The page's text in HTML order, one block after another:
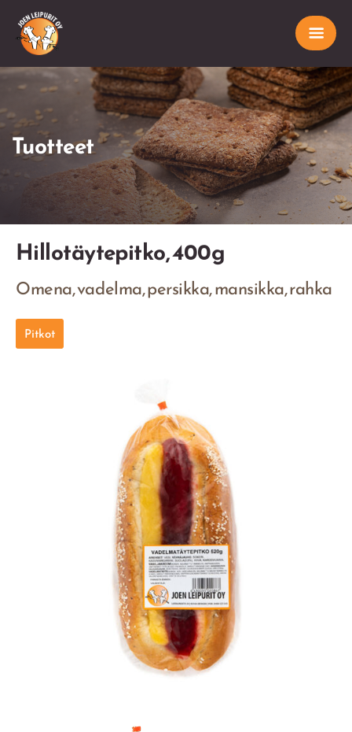
Tuotteet
Hillotäytepitko, 400g
Omena, vadelma, persikka, mansikka, rahka
Pitkot